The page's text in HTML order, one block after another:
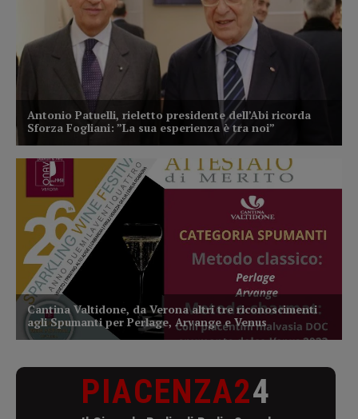
PIACENZA24